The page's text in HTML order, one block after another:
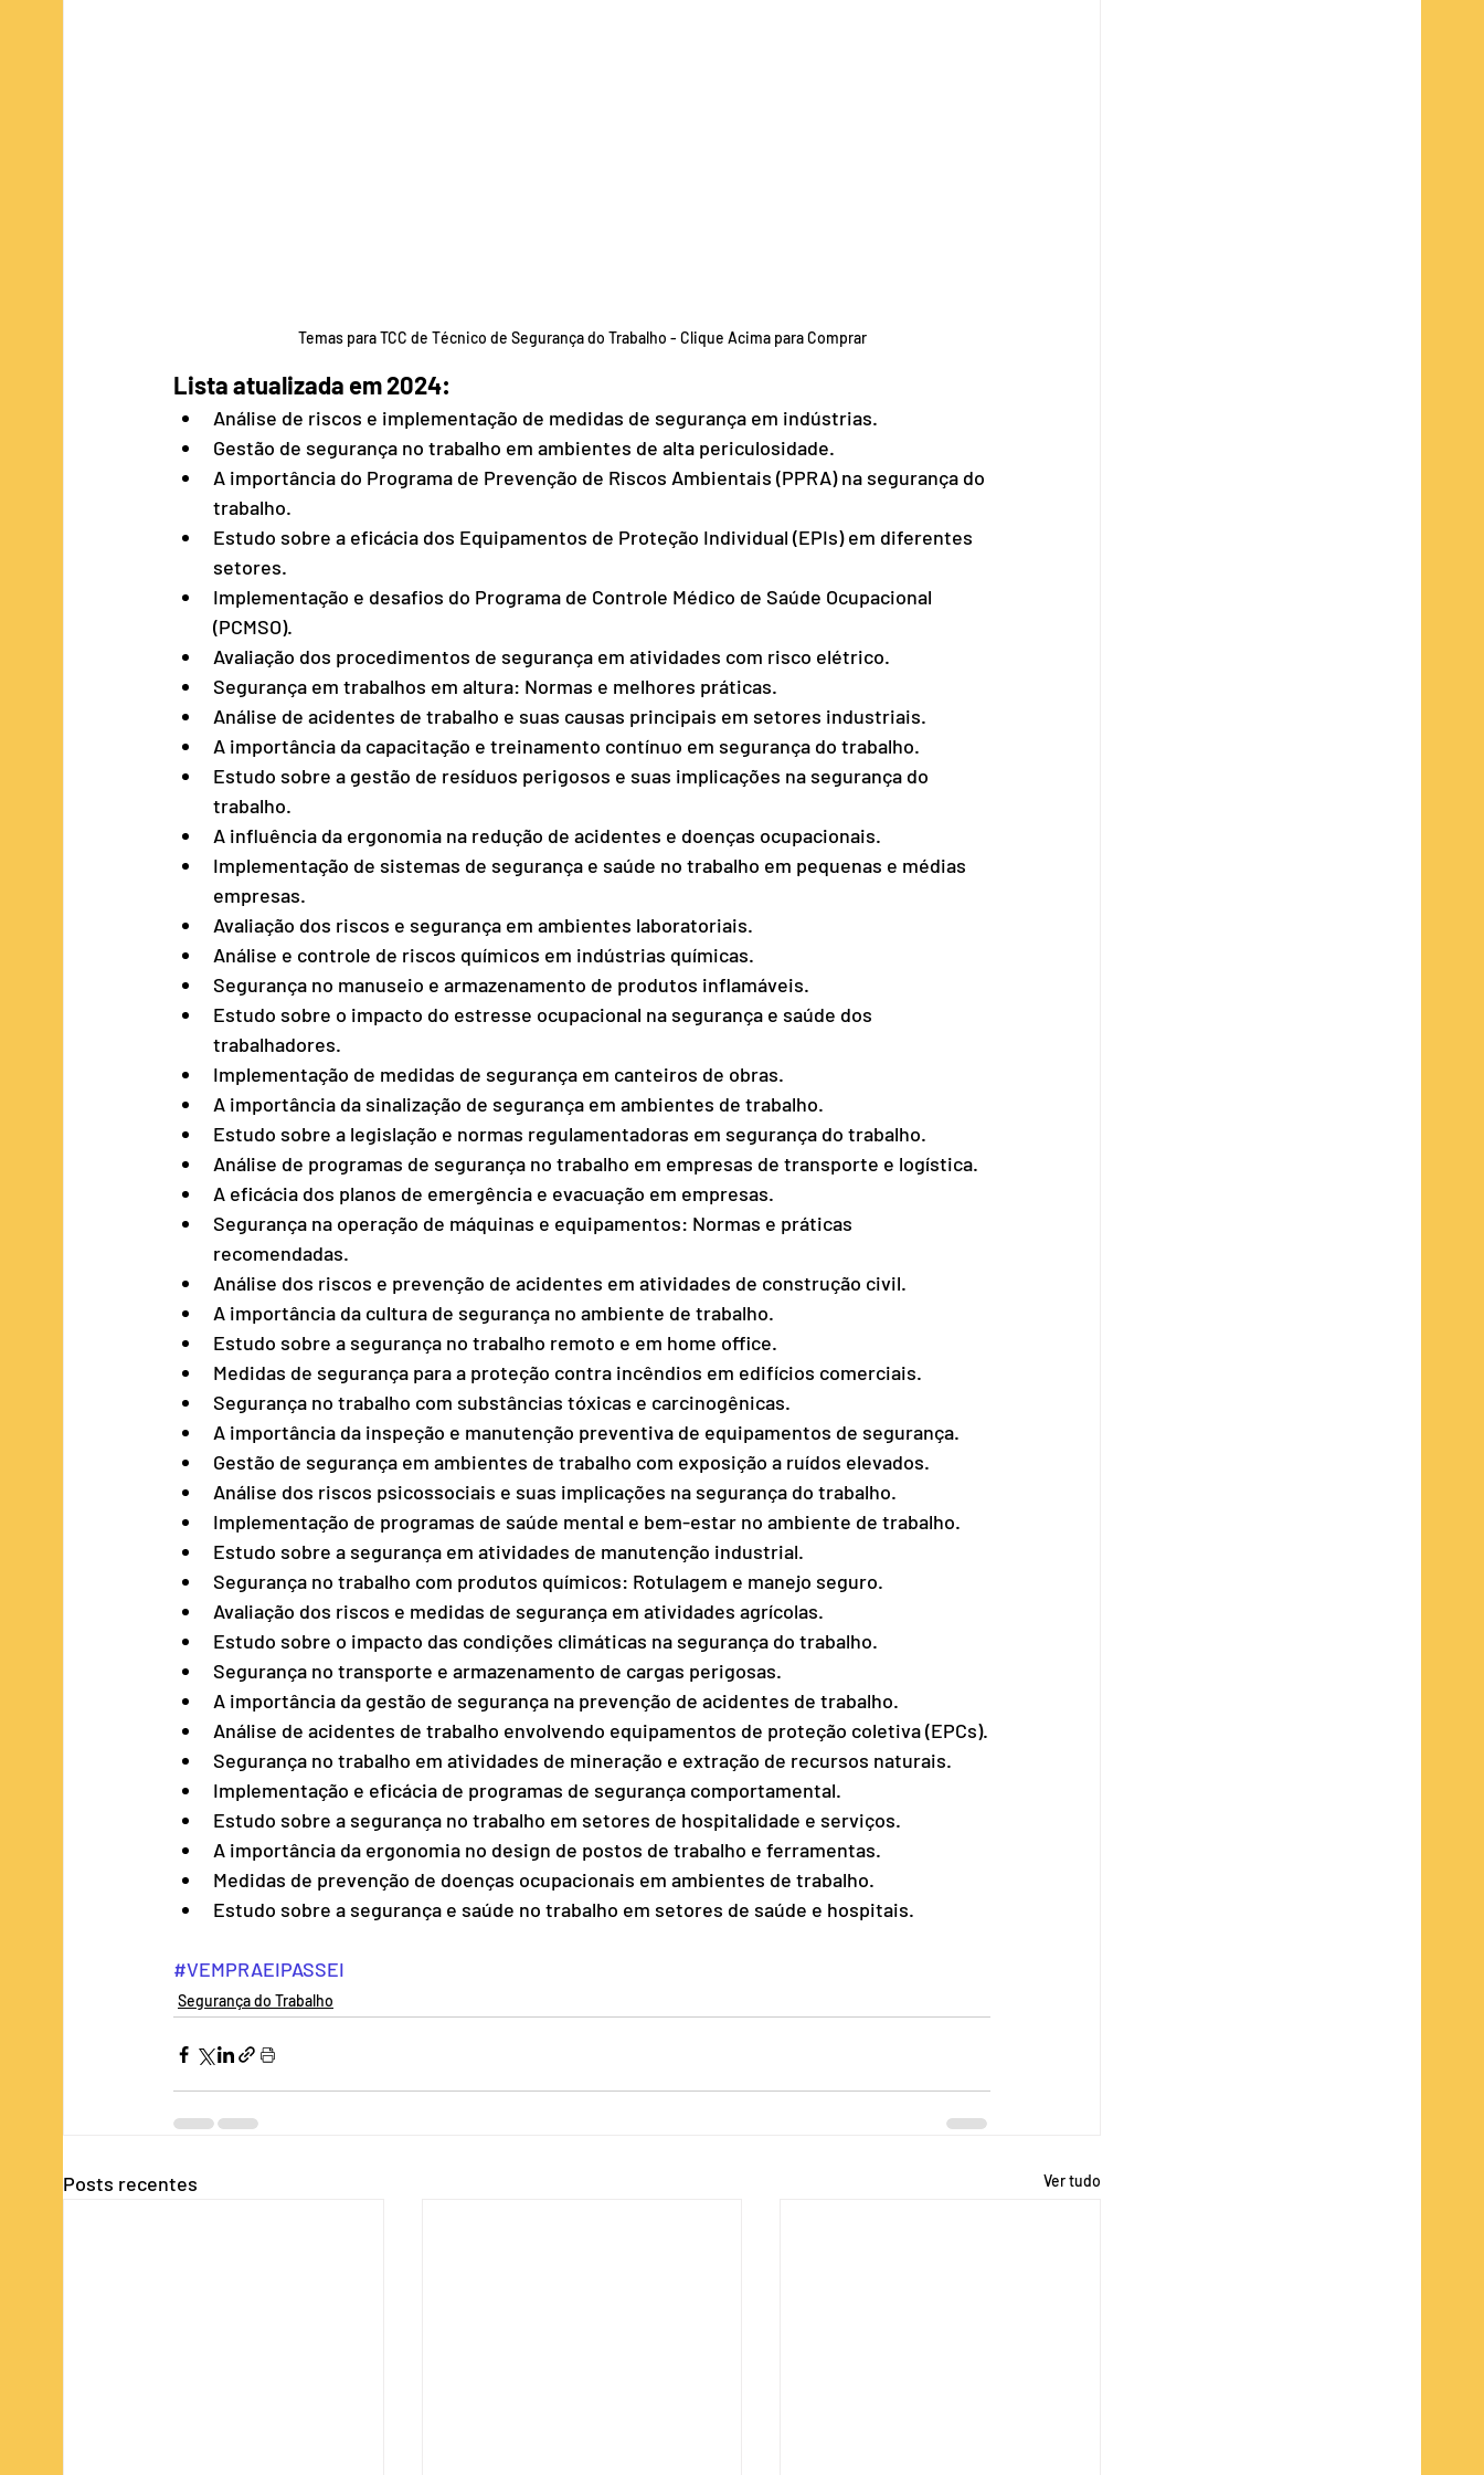
Temas para TCC de Técnico de Segurança do Trabalho - Clique Acima para Comprar
Lista atualizada em 2024:
Análise de riscos e implementação de medidas de segurança em indústrias.
Gestão de segurança no trabalho em ambientes de alta periculosidade.
A importância do Programa de Prevenção de Riscos Ambientais (PPRA) na segurança do
trabalho.
Estudo sobre a eficácia dos Equipamentos de Proteção Individual (EPIs) em diferentes
setores.
Implementação e desafios do Programa de Controle Médico de Saúde Ocupacional
(PCMSO).
Avaliação dos procedimentos de segurança em atividades com risco elétrico.
Segurança em trabalhos em altura: Normas e melhores práticas.
Análise de acidentes de trabalho e suas causas principais em setores industriais.
A importância da capacitação e treinamento contínuo em segurança do trabalho.
Estudo sobre a gestão de resíduos perigosos e suas implicações na segurança do
trabalho.
A influência da ergonomia na redução de acidentes e doenças ocupacionais.
Implementação de sistemas de segurança e saúde no trabalho em pequenas e médias
empresas.
Avaliação dos riscos e segurança em ambientes laboratoriais.
Análise e controle de riscos químicos em indústrias químicas.
Segurança no manuseio e armazenamento de produtos inflamáveis.
Estudo sobre o impacto do estresse ocupacional na segurança e saúde dos
trabalhadores.
Implementação de medidas de segurança em canteiros de obras.
A importância da sinalização de segurança em ambientes de trabalho.
Estudo sobre a legislação e normas regulamentadoras em segurança do trabalho.
Análise de programas de segurança no trabalho em empresas de transporte e logística.
A eficácia dos planos de emergência e evacuação em empresas.
Segurança na operação de máquinas e equipamentos: Normas e práticas
recomendadas.
Análise dos riscos e prevenção de acidentes em atividades de construção civil.
A importância da cultura de segurança no ambiente de trabalho.
Estudo sobre a segurança no trabalho remoto e em home office.
Medidas de segurança para a proteção contra incêndios em edifícios comerciais.
Segurança no trabalho com substâncias tóxicas e carcinogênicas.
A importância da inspeção e manutenção preventiva de equipamentos de segurança.
Gestão de segurança em ambientes de trabalho com exposição a ruídos elevados.
Análise dos riscos psicossociais e suas implicações na segurança do trabalho.
Implementação de programas de saúde mental e bem-estar no ambiente de trabalho.
Estudo sobre a segurança em atividades de manutenção industrial.
Segurança no trabalho com produtos químicos: Rotulagem e manejo seguro.
Avaliação dos riscos e medidas de segurança em atividades agrícolas.
Estudo sobre o impacto das condições climáticas na segurança do trabalho.
Segurança no transporte e armazenamento de cargas perigosas.
A importância da gestão de segurança na prevenção de acidentes de trabalho.
Análise de acidentes de trabalho envolvendo equipamentos de proteção coletiva (EPCs).
Segurança no trabalho em atividades de mineração e extração de recursos naturais.
Implementação e eficácia de programas de segurança comportamental.
Estudo sobre a segurança no trabalho em setores de hospitalidade e serviços.
A importância da ergonomia no design de postos de trabalho e ferramentas.
Medidas de prevenção de doenças ocupacionais em ambientes de trabalho.
Estudo sobre a segurança e saúde no trabalho em setores de saúde e hospitais.
#VEMPRAEIPASSEI
Segurança do Trabalho
Posts recentes Ver tudo